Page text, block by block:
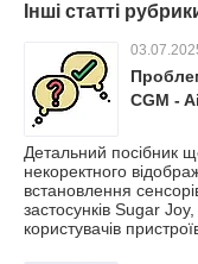
Інші статті
CGM -
Детальний посібник
некоректного
встановлення
застосунків Sugar
користувачів